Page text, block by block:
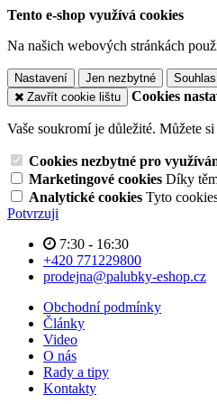
Tento e-shop využívá cookies
Na našich webových stránkách
Nastavení Jen nezbytné
Zavřít cookie lištu
Cookies
Vaše soukromí je důležité. Můžete
Cookies nezbytné pro
Marketingové cookies Díky
Analytické cookies Tyto
Potvrzuji
7:30 - 16:30
+420 771229800
prodejna@palubky-eshop.cz
Obchodní podmínky
Články
Video
O nás
Rady a tipy
Kontakty